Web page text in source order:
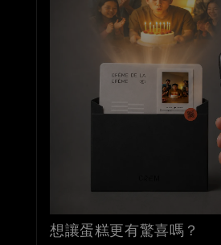
想讓蛋糕更有驚喜嗎？